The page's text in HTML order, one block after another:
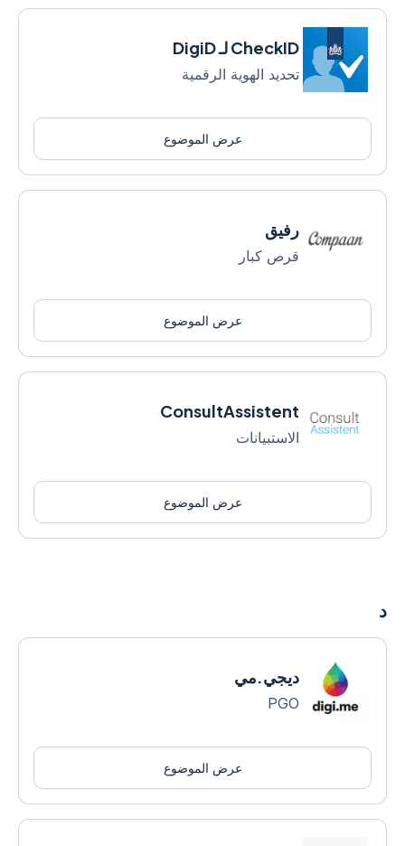
CheckID لـ DigiD
تحديد الهوية الرقمية
عرض الموضوع
رفيق
قرص كبار
عرض الموضوع
ConsultAssistent
الاستبيانات
عرض الموضوع
د
ديجي.مي
PGO
عرض الموضوع